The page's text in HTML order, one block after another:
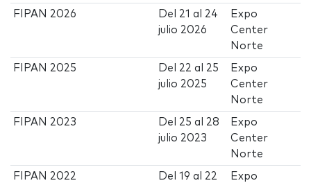
FIPAN 2026 Del 21 al 24
julio 2026
Expo
Center
Norte
FIPAN 2025 Del 22 al 25
julio 2025
Expo
Center
Norte
FIPAN 2023 Del 25 al 28
julio 2023
Expo
Center
Norte
FIPAN 2022 Del19 al 22
Expo